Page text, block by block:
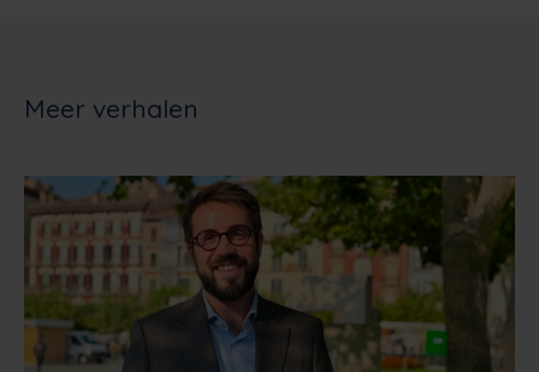
Meer verhalen